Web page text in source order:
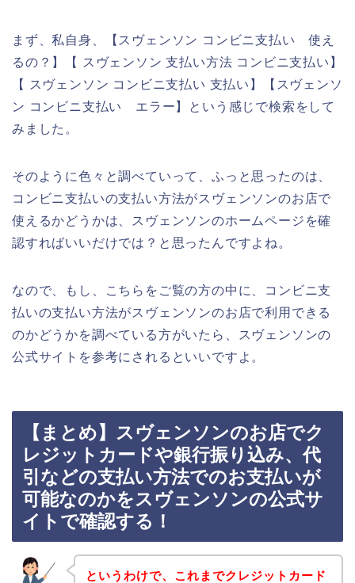
まず、私自身、【スヴェンソン コンビニ支払い 使え
るの？】【 スヴェンソン 支払い方法 コンビニ支払い】
【 スヴェンソン コンビニ支払い 支払い】【スヴェンソ
ン コンビニ支払い エラー】という感じで検索をして
みました。
そのように色々と調べていって、ふっと思ったのは、
コンビニ支払いの支払い方法がスヴェンソンのお店で
使えるかどうかは、スヴェンソンのホームページを確
認すればいいだけでは？と思ったんですよね。
なので、もし、こちらをご覧の方の中に、コンビニ支
払いの支払い方法がスヴェンソンのお店で利用できる
のかどうかを調べている方がいたら、スヴェンソンの
公式サイトを参考にされるといいですよ。
【まとめ】スヴェンソンのお店でク
レジットカードや銀行振り込み、代
引などの支払い方法でのお支払いが
可能なのかをスヴェンソンの公式サ
イトで確認する！
というわけで、これまでクレジットカード